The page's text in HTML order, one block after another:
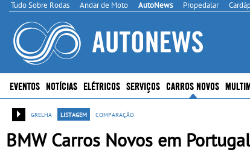
Tudo Sobre Rodas Andar de Moto AutoNews Propedalar
EVENTOS NOTÍCIAS ELÉTRICOS SERVIÇOS CARROS NOVOS
grelha listagem comparação
BMW Carros Novos em